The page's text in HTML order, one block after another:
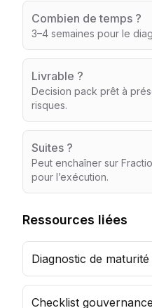
Combien de temps ?
3–4 semaines pour le
Livrable ?
Decision pack prêt à
risques.
Suites ?
Peut enchaîner sur
pour l’exécution.
Ressources liées
Diagnostic de maturité
Checklist gouvernance